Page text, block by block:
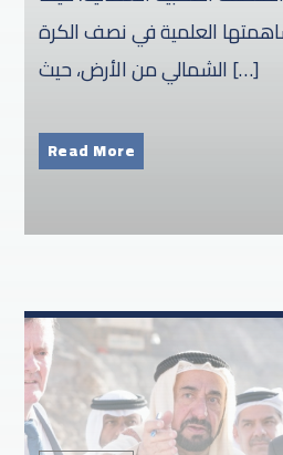
العلمية في نصف الكرة
الشمالي من الأرض، حيث […]
Read More